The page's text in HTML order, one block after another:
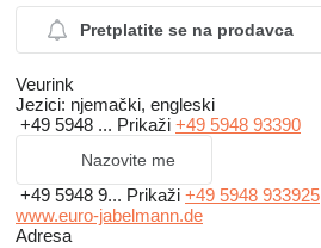
Pretplatite se na prodavca
Veurink
Jezici: njemački, engleski
+49 5948 ... Prikaži +49 5948 93390
Nazovite me
+49 5948 9... Prikaži +49 5948 933925
www.euro-jabelmann.de
Adresa